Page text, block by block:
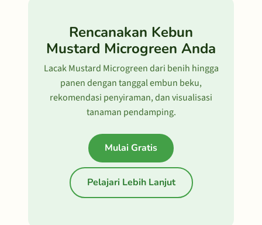
Rencanakan Kebun
Mustard Microgreen Anda
Lacak Mustard Microgreen dari benih hingga
panen dengan tanggal embun beku,
rekomendasi penyiraman, dan visualisasi
tanaman pendamping.
Mulai Gratis
Pelajari Lebih Lanjut